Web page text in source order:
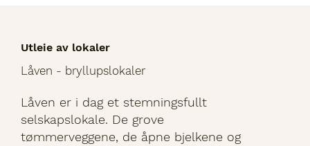
Utleie av lokaler
Låven - bryllupslokaler
Låven er i dag et stemningsfullt
selskapslokale. De grove
tømmerveggene, de åpne bjelkene og